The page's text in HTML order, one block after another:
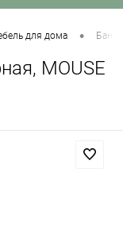
для дома •
MOUSE